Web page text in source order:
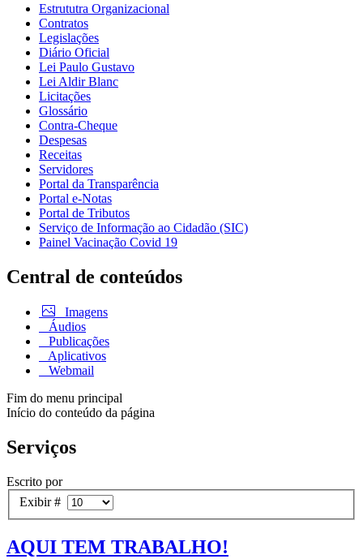
Estrututra Organizacional
Contratos
Legislações
Diário Oficial
Lei Paulo Gustavo
Lei Aldir Blanc
Licitações
Glossário
Contra-Cheque
Despesas
Receitas
Servidores
Portal da Transparência
Portal e-Notas
Portal de Tributos
Serviço de Informação ao Cidadão (SIC)
Painel Vacinação Covid 19
Central de conteúdos
Imagens
Áudios
Publicações
Aplicativos
Webmail
Fim do menu principal
Início do conteúdo da página
Serviços
Escrito por
Exibir #
AQUI TEM TRABALHO!